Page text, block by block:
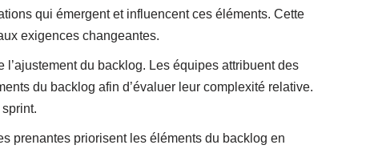
qui émergent et influencent ces éléments. Cette
exigences changeantes.
l’ajustement du backlog. Les équipes attribuent des
du backlog afin d’évaluer leur complexité relative.
prenantes priorisent les éléments du backlog en